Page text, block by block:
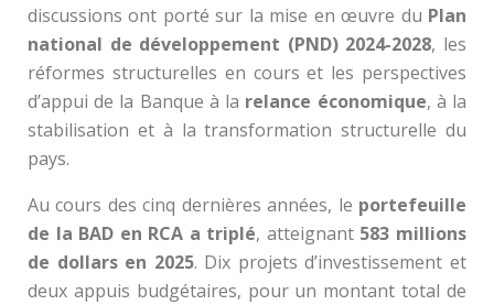
discussions ont porté sur la mise en œuvre du Plan
national de développement (PND) 2024-2028, les
réformes structurelles en cours et les perspectives
d’appui de la Banque à la relance économique, à la
stabilisation et à la transformation structurelle du
pays.
Au cours des cinq dernières années, le portefeuille
de la BAD en RCA a triplé, atteignant 583 millions
de dollars en 2025. Dix projets d’investissement et
deux appuis budgétaires, pour un montant total de